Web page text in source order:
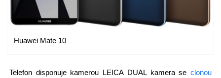
Huawei Mate 10
Telefon disponuje kamerou LEICA DUAL kamera seclonou